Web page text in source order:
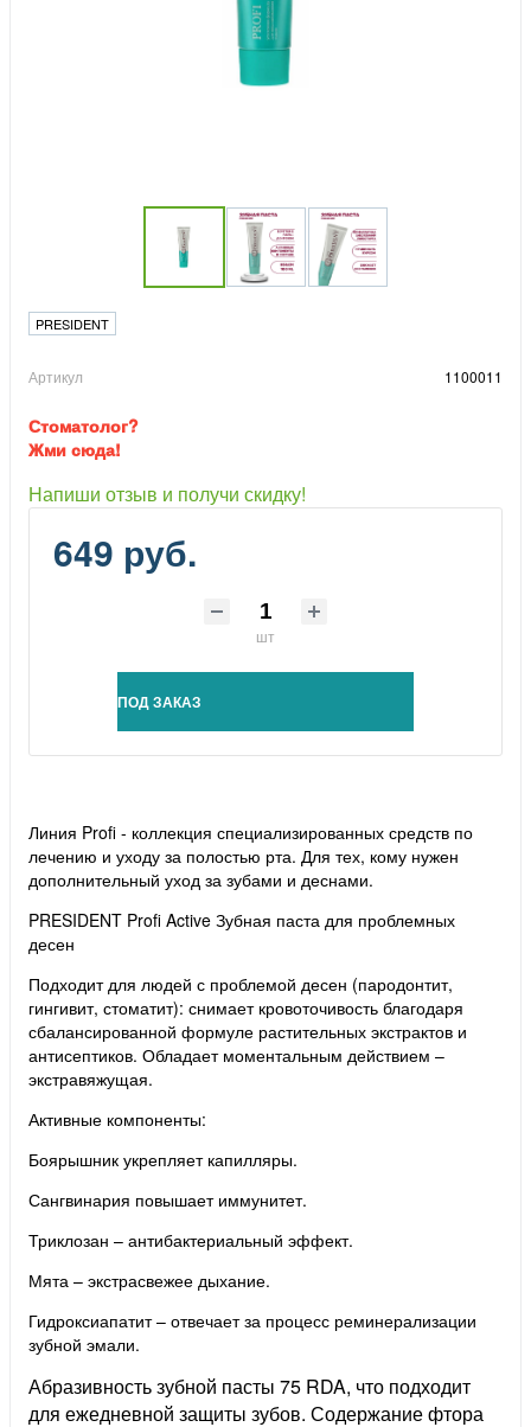
PRESIDENT
Артикул 1100011
Стоматолог?
Жми сюда!
Напиши отзыв и получи скидку!
649 руб.
шт
ПОД ЗАКАЗ
Линия Profi - коллекция специализированных средств по
лечению и уходу за полостью рта. Для тех, кому нужен
дополнительный уход за зубами и деснами.
PRESIDENT Profi Active Зубная паста для проблемных
десен
Подходит для людей с проблемой десен (пародонтит,
гингивит, стоматит): снимает кровоточивость благодаря
сбалансированной формуле растительных экстрактов и
антисептиков. Обладает моментальным действием –
экстравяжущая.
Активные компоненты:
Боярышник укрепляет капилляры.
Сангвинария повышает иммунитет.
Триклозан – антибактериальный эффект.
Мята – экстрасвежее дыхание.
Гидроксиапатит – отвечает за процесс реминерализации
зубной эмали.
Абразивность зубной пасты 75 RDA, что подходит
для ежедневной защиты зубов. Содержание фтора